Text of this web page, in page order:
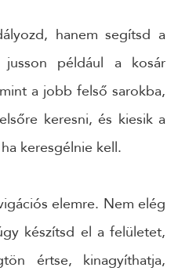
hanem segítsd a
jusson például a kosár
a jobb felső sarokba,
keresni, és kiesik a
keresgélnie kell.
elemre. Nem elég
készítsd el a felületet,
értse, kinagyíthatja,